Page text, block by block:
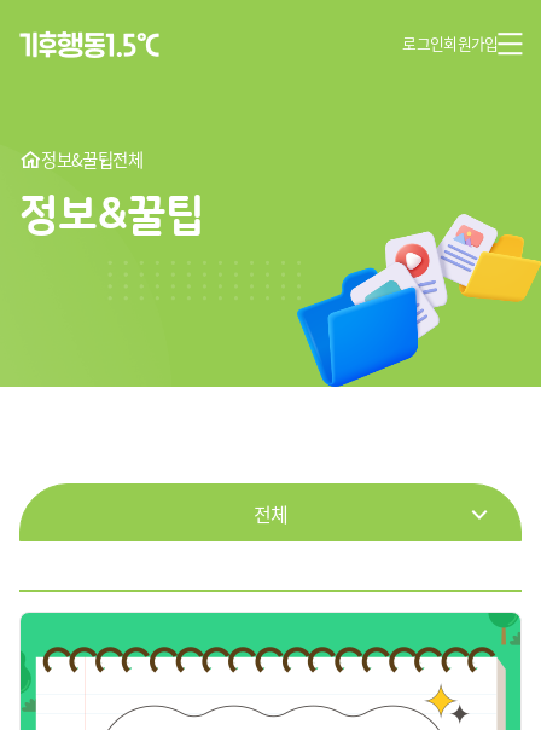
로그인회원가입
정보&꿀팁전체
정보&꿀팁
전체